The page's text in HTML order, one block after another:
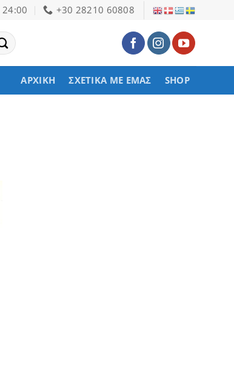
+30 28210 60808
ΑΡΧΙΚΉ ΣΧΕΤΙΚΆ ΜΕ ΕΜΆΣ SHOP